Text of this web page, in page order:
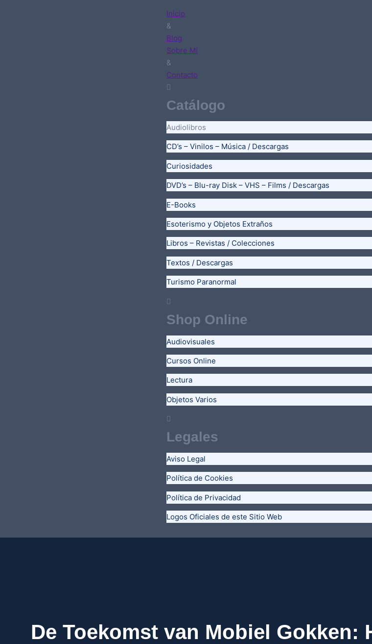
Inicio
&
Blog
Sobre Mí
&
Contacto
Catálogo
Audiolibros
CD’s – Vinilos – Música / Descargas
Curiosidades
DVD’s – Blu-ray Disk – VHS – Films / Descargas
E-Books
Esoterismo y Objetos Extraños
Libros – Revistas / Colecciones
Textos / Descargas
Turismo Paranormal
Shop Online
Audiovisuales
Cursos Online
Lectura
Objetos Varios
Legales
Aviso Legal
Política de Cookies
Política de Privacidad
Logos Oficiales de este Sitio Web
De Toekomst van Mobiel Gokken: